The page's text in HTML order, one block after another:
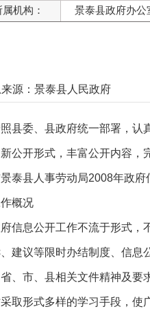
属机构：
景泰县政府办公
源：景泰县人民政府
县委、县政府统一部署，认
公开形式，丰富公开内容
泰县人事劳动局2008年政府
概况
信息公开工作不流于形式，
建议等限时办结制度、信息
、市、县相关文件精神及要
取形式多样的学习手段，使